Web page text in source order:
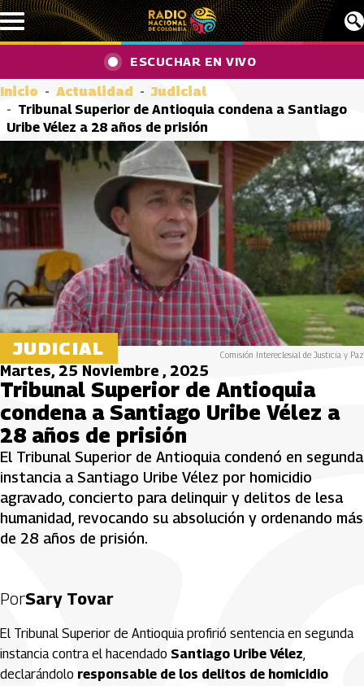
Pasar al contenido principal
ESCUCHAR EN VIVO
Inicio Actualidad
Judicial
Tribunal Superior de Antioquia condena a Santiago
Uribe Vélez a 28 años de prisión
JUDICIAL Comisión Intereclesial de Justicia y Paz
Martes, 25 Noviembre , 2025
Tribunal Superior de Antioquia
condena a Santiago Uribe Vélez a
28 años de prisión
El Tribunal Superior de Antioquia condenó en segunda
instancia a Santiago Uribe Vélez por homicidio
agravado, concierto para delinquir y delitos de lesa
humanidad, revocando su absolución y ordenando más
de 28 años de prisión.
PorSary Tovar
El Tribunal Superior de Antioquia profirió sentencia en segunda
instancia contra el hacendado Santiago Uribe Vélez,
declarándolo responsable de los delitos de homicidio